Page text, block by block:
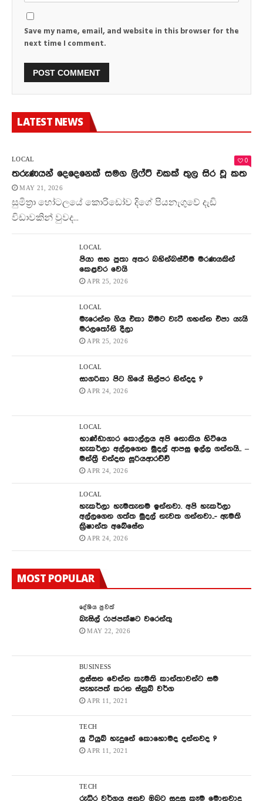
Save my name, email, and website in this browser for the
next time I comment.
LATEST NEWS
LOCAL 0
තරුණයන් දෙදෙනෙක් සමග ලිෆ්ට් එකක් තුල සිර වූ කත
MAY 21, 2026
සුමිත්‍රා හෝටලයේ කොරිඩෝව දිගේ පියනැගුවේ දැඩි
විඩාවකින් වුවද...
LOCAL
පියා සහ පුතා අතර බහින්බස්වීම මරණයකින්
කෙළවර වෙයි
APR 25, 2026
LOCAL
මැරෙන්න ගිය එකා බිමට වැටී ගහන්න එපා යැයි
මරලතෝනි දීලා
APR 25, 2026
LOCAL
සාගරිකා පිට ගියේ සිල්පර හින්දද ?
APR 24, 2026
LOCAL
භාණ්ඩාගාර කොල්ලය අපි නොකිය හිටියෙ
හැකර්ලා අල්ලගෙන මුදල් ආපසු ඉල්ල ගන්නයි.. –
මන්ත්‍රී චන්දන සූරියආරච්චි
APR 24, 2026
LOCAL
හැකර්ලා හැමතැනම ඉන්නවා. අපි හැකර්ලා
අල්ලගෙන ගත්ත මුදල් නැවත ගන්නවා..- ඇමති
ක්‍රිෂාන්ත අබේසේන
APR 24, 2026
MOST POPULAR
දේශිය පුවත්
බැසිල් රාජපක්ෂට වරෙන්තු
MAY 22, 2026
BUSINESS
ලස්සන වෙන්න කැමති කාන්තාවන්ට සම
පැහැපත් කරන ස්ක්‍රබ් වර්ග
APR 11, 2021
TECH
යු ටියුබ් හැදුනේ කොහොමද දන්නවද ?
APR 11, 2021
TECH
රුධිර වර්ගය අනුව ඔබට සුදුසු කෑම මොනවාද